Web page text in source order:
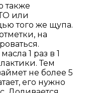
также
или
того же щупа.
на
1 раз в 1
Тем
не более 5
его нужно